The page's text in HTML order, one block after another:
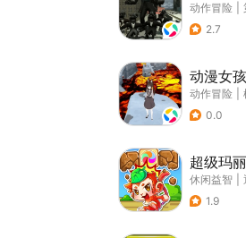
动作冒险
2.7
动漫女
动作冒险
0.0
超级玛丽
休闲益智
1.9